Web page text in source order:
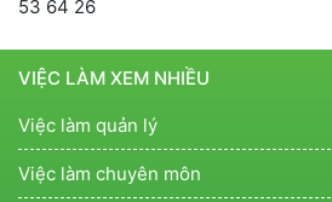
53 64 26
VIỆC LÀM XEM NHIỀU
Việc làm quản lý
Việc làm chuyên môn